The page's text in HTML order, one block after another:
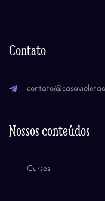
Contato
Nossos conteúdos
Cursos